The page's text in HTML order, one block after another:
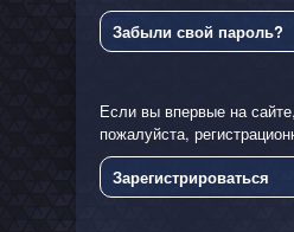
Забыли свой пароль?
Если вы впервые на
пожалуйста,
Зарегистрироваться